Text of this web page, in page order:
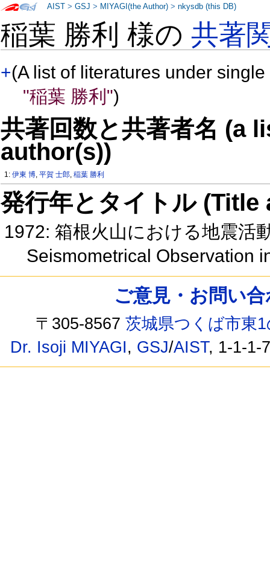
稲葉 勝利 様の共著
+(A list of literatures under
"稲葉 勝利")
共著回数と共著者名 (a
author(s))
1:伊東 博,平賀 士郎,稲葉 勝利
発行年とタイトル
1972: 箱根火山における地震活
Seismometrical Observation
AIST >GSJ > MIYAGI(the Author) >nkysdb (this DB)
ご意見・お問い
〒305-8567茨城県つくば市東
Dr. Isoji MIYAGI, GSJ/AIST, 1-1-1-